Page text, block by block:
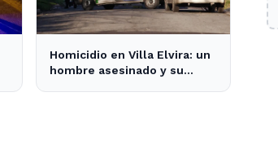
Homicidio en Villa Elvira: un
hombre asesinado y su